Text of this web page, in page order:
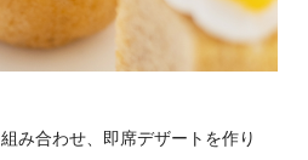
み合わせ、即席デザートを作り